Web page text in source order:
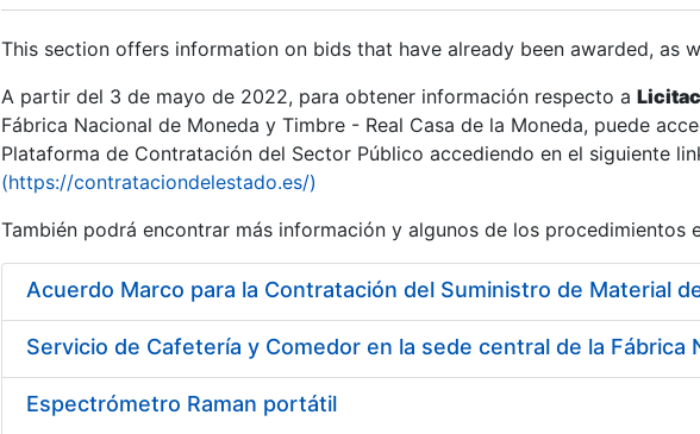
Show/Hide
Show/Hide
Show/Hide
This section offers information on bids that have already been awarded, as
A partir del 3 de mayo de 2022, para obtener información respecto a
Fábrica Nacional de Moneda y Timbre - Real Casa de la Moneda, puede
Plataforma de Contratación del Sector Público accediendo en el siguiente
(https://contrataciondelestado.es/)
También podrá encontrar más información y algunos de los procedimientos
Acuerdo Marco para la Contratación del Suministro de Material
Espectrómetro Raman portátil